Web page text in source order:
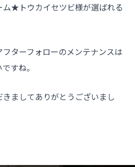
ム★トウカイセツビ様が選ばれる
ターフォローのメンテナンスは
すね。
ましてありがとうございまし